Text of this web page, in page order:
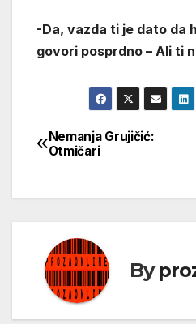
-Da, vazda ti je dato da
govori posprdno – Ali ti
Кретање
Nemanja Grujičić:
Otmičari
By